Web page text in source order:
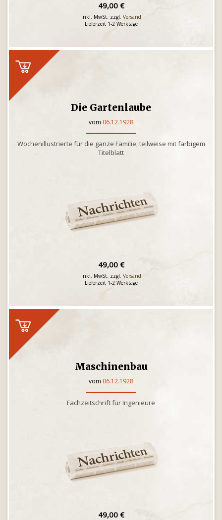
49,00 €
inkl. MwSt. zzgl. Versand
Lieferzeit 1-2 Werktage
Die Gartenlaube
vom 06.12.1928
Wochenillustrierte für die ganze Familie, teilweise mit farbigem
Titelblatt
49,00 €
inkl. MwSt. zzgl. Versand
Lieferzeit 1-2 Werktage
Maschinenbau
vom 06.12.1928
Fachzeitschrift für Ingenieure
49,00 €